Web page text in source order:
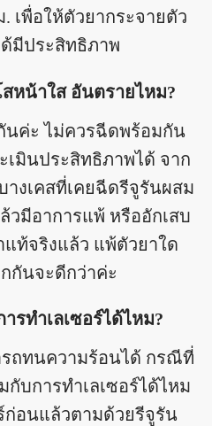
เพื่อให้ตัวยากระจายตัว
มีประสิทธิภาพ
หน้าใส อันตรายไหม?
ค่ะ ไม่ควรฉีดพร้อมกัน
เมินประสิทธิภาพได้ จาก
งเคสที่เคยฉีดรีจูรันผสม
วมีอาการแพ้ หรืออักเสบ
ท้จริงแล้ว แพ้ตัวยาใด
กันจะดีกว่าค่ะ
รทำเลเซอร์ได้ไหม?
ถทนความร้อนได้ กรณีที่
กับการทำเลเซอร์ได้ไหม
ก่อนแล้วตามด้วยรีจูรัน